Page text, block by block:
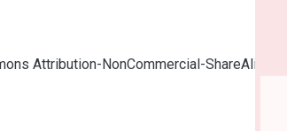
Attribution-NonCommercial-ShareAlike 4.0